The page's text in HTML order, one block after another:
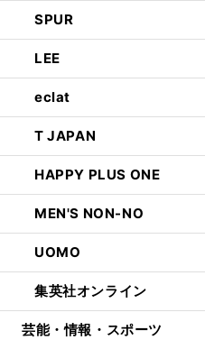
SPUR
LEE
eclat
T JAPAN
HAPPY PLUS ONE
MEN'S NON-NO
UOMO
集英社オンライン
芸能・情報・スポーツ